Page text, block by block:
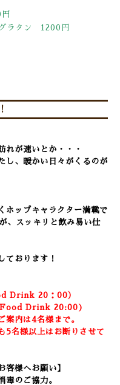
グラタン 1200円
れが速いとか・・・
し、暖かい日々がくるのが
ホップキャラクター満載で
、スッキリと飲み易い仕
ております！
Drink 20：00）
Drink 20:00)
案内は4名様まで。
5名様以上はお断りさせて
客様へお願い】
毒のご協力。